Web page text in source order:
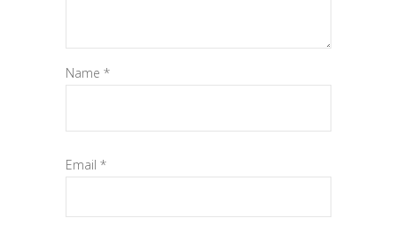
Name *
Email *